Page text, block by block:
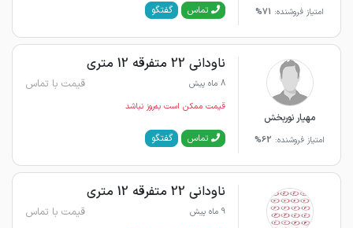
امتیاز فروشنده: 71% تماس گفتگو
مهیار نوربخش
امتیاز فروشنده: 62%
ناودانی 22 متفرقه 12 متری
8 ماه پیش قیمت با تماس
قیمت ممکن است به‌روز نباشد
تماس گفتگو
ناودانی 22 متفرقه 12 متری
9 ماه پیش قیمت با تماس